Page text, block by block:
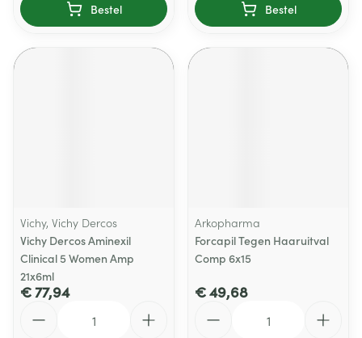
Bestel Bestel
Vichy, Vichy Dercos
Vichy Dercos Aminexil
Clinical 5 Women Amp
21x6ml
€ 77,94
Arkopharma
Forcapil Tegen Haaruitval
Comp 6x15
€ 49,68